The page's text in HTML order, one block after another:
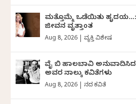
ಮತ್ತೊಮ್ಮೆ ಒಡೆಯಿತು ಹೃದಯ…:
ಜೀವನ ವೃತ್ತಾಂತ
Aug 8, 2026 ವ್ಯಕ್ತಿ ವಿಶೇಷ
ವೈ ಬಿ ಹಾಲಬಾವಿ ಅನುವಾದಿಸಿದ
ಅವರ ನಾಲ್ಕು ಕವಿತೆಗಳು
Aug 8, 2026 ದಿನದ ಕವಿತೆ